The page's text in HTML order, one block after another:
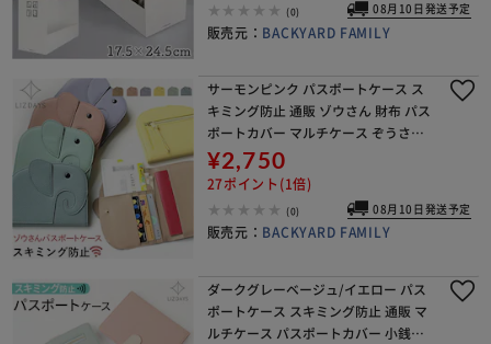
(0) 08月10日発送予定
販売元： BACKYARD FAMILY
サーモンピンク パスポートケース ス
キミング防止 通販 ゾウさん 財布 パス
ポートカバー マルチケース ぞうさん
小銭入れ セキュリティポーチ カード
現金 チケット 海外旅行 LIZDAYS リズ
¥2,750
27ポイント(1倍)
(0) 08月10日発送予定
販売元： BACKYARD FAMILY
ダークグレーベージュ/イエロー パス
ポートケース スキミング防止 通販 マ
ルチケース パスポートカバー 小銭入